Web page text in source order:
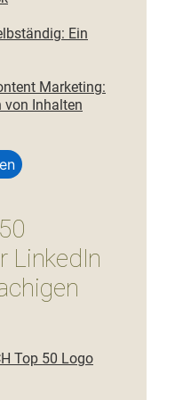
Ein
Marketing:
von Inhalten
LinkedIn